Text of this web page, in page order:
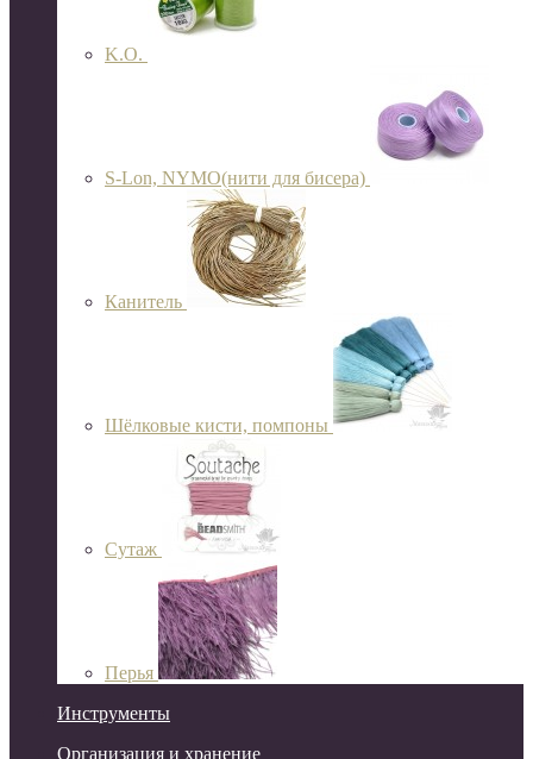
K.O.
S-Lon, NYMO(нити для бисера)
Канитель
Шёлковые кисти, помпоны
Сутаж
Перья
Инструменты
Организация и хранение